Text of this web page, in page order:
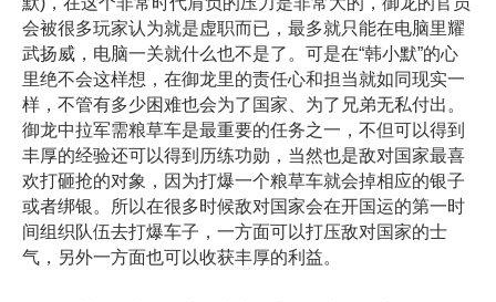
会被很多玩家认为就是虚职而已，最多就只能在电脑里耀
武扬威，电脑一关就什么也不是了。可是在“韩小默”的心
里绝不会这样想，在御龙里的责任心和担当就如同现实一
样，不管有多少困难也会为了国家、为了兄弟无私付出。
御龙中拉军需粮草车是最重要的任务之一，不但可以得到
丰厚的经验还可以得到历练功勋，当然也是敌对国家最喜
欢打砸抢的对象，因为打爆一个粮草车就会掉相应的银子
或者绑银。所以在很多时候敌对国家会在开国运的第一时
间组织队伍去打爆车子，一方面可以打压敌对国家的士
气，另外一方面也可以收获丰厚的利益。